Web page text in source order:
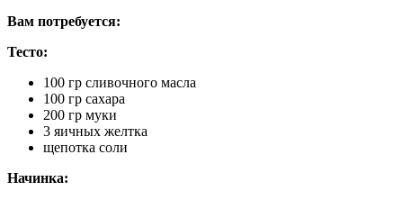
Вам потребуется:
Тесто:
100 гр сливочного масла
100 гр сахара
200 гр муки
3 яичных желтка
щепотка соли
Начинка: